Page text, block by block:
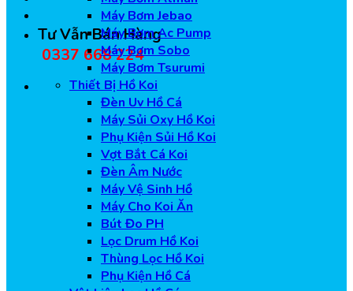
Tư Vẫn Bán Hàng
0337 668 224
Máy Bơm Jebao
Máy Bơm Ac Pump
Máy Bơm Sobo
Máy Bơm Tsurumi
Thiết Bị Hồ Koi
Đèn Uv Hồ Cá
Máy Sủi Oxy Hồ Koi
Phụ Kiện Sủi Hồ Koi
Vợt Bắt Cá Koi
Đèn Âm Nước
Máy Vệ Sinh Hồ
Máy Cho Koi Ăn
Bút Đo PH
Lọc Drum Hồ Koi
Thùng Lọc Hồ Koi
Phụ Kiện Hồ Cá